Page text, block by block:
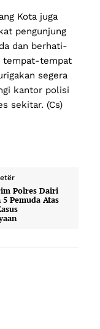
Kota juga
pengunjung
dan berhati-
tempat-tempat
segera
kantor polisi
sekitar. (Cs)
Polres Dairi
Pemuda Atas